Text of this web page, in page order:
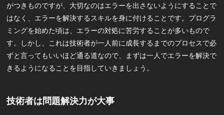
がつきものですが、大切なのはエラーを出さないようにすることで
はなく、エラーを解決するスキルを身に付けることです。プログラ
ミングを始めた頃は、エラーの対処に苦労することが多いもので
す。しかし、これは技術者が一人前に成長するまでのプロセスで必
ずと言ってもいいほど通る道なので、まずは一人でエラーを解決で
きるようになることを目指していきましょう。
技術者は問題解決力が大事